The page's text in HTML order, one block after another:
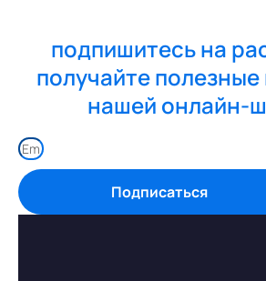
подпишитесь на
получайте
нашей онлайн-
Подписаться